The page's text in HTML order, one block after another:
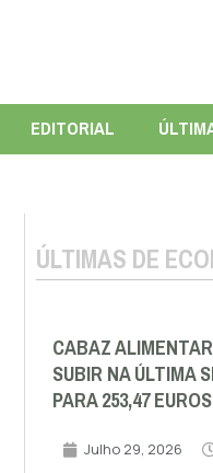
EDITORIAL
ÚLTIMAS DE
CABAZ
SUBIR NA ÚLTIMA
PARA 253,47 EUROS
Julho 29, 2026